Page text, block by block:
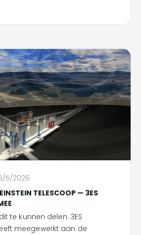
5/2026
TELESCOOP — 3ES
te kunnen delen. 3ES
meegewerkt aan de